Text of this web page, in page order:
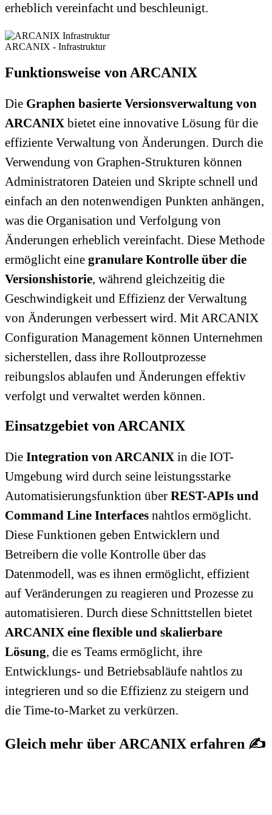
erheblich vereinfacht und beschleunigt.
ARCANIX - Infrastruktur
Funktionsweise von ARCANIX
Die Graphen basierte Versionsverwaltung von
ARCANIX bietet eine innovative Lösung für die
effiziente Verwaltung von Änderungen. Durch die
Verwendung von Graphen-Strukturen können
Administratoren Dateien und Skripte schnell und
einfach an den notenwendigen Punkten anhängen,
was die Organisation und Verfolgung von
Änderungen erheblich vereinfacht. Diese Methode
ermöglicht eine granulare Kontrolle über die
Versionshistorie , während gleichzeitig die
Geschwindigkeit und Effizienz der Verwaltung
von Änderungen verbessert wird. Mit ARCANIX
Configuration Management können Unternehmen
sicherstellen, dass ihre Rolloutprozesse
reibungslos ablaufen und Änderungen effektiv
verfolgt und verwaltet werden können.
Einsatzgebiet von ARCANIX
Die Integration von ARCANIX in die IOT-
Umgebung wird durch seine leistungsstarke
Automatisierungsfunktion über REST-APIs und
Command Line Interfaces nahtlos ermöglicht.
Diese Funktionen geben Entwicklern und
Betreibern die volle Kontrolle über das
Datenmodell, was es ihnen ermöglicht, effizient
auf Veränderungen zu reagieren und Prozesse zu
automatisieren. Durch diese Schnittstellen bietet
ARCANIX eine flexible und skalierbare
Lösung, die es Teams ermöglicht, ihre
Entwicklungs- und Betriebsabläufe nahtlos zu
integrieren und so die Effizienz zu steigern und
die Time-to-Market zu verkürzen.
Gleich mehr über ARCANIX erfahren ✍️